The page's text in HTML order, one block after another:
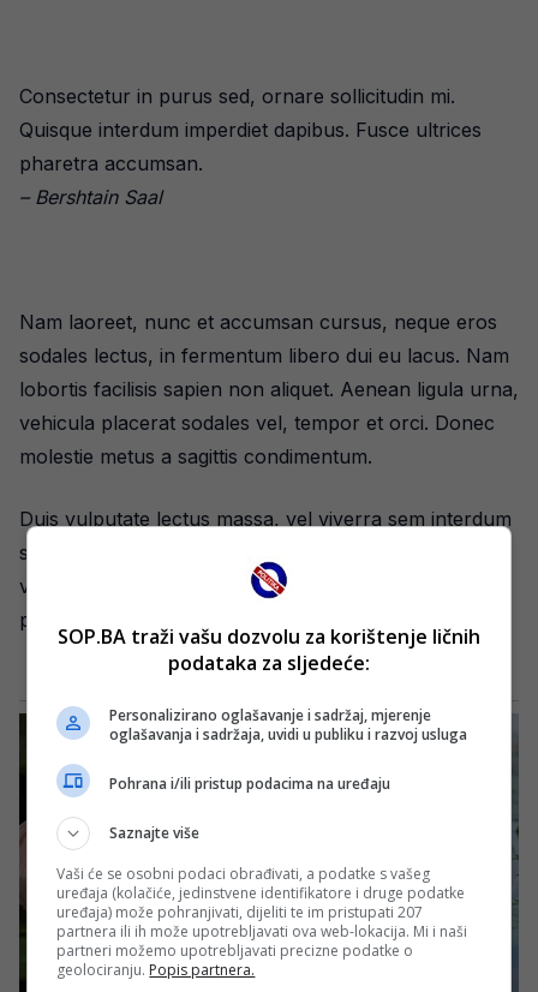
Consectetur in purus sed, ornare sollicitudin mi.
Quisque interdum imperdiet dapibus. Fusce ultrices
pharetra accumsan.
– Bershtain Saal
Nam laoreet, nunc et accumsan cursus, neque eros
sodales lectus, in fermentum libero dui eu lacus. Nam
lobortis facilisis sapien non aliquet. Aenean ligula urna,
vehicula placerat sodales vel, tempor et orci. Donec
molestie metus a sagittis condimentum.
Duis vulputate lectus massa, vel viverra sem interdum
sit amet. In pulvinar arcu id nisi eleifend, in placerat
velit tempor. Sed volutpat orci nec velit cursus
posuere.
SOP.BA traži vašu dozvolu za korištenje ličnih
podataka za sljedeće:
Personalizirano oglašavanje i sadržaj, mjerenje
oglašavanja i sadržaja, uvidi u publiku i razvoj usluga
Pohrana i/ili pristup podacima na uređaju
Saznajte više
Vaši će se osobni podaci obrađivati, a podatke s vašeg
uređaja (kolačiće, jedinstvene identifikatore i druge podatke
uređaja) može pohranjivati, dijeliti te im pristupati 207
partnera ili ih može upotrebljavati ova web-lokacija. Mi i naši
partneri možemo upotrebljavati precizne podatke o
geolociranju. Popis partnera.